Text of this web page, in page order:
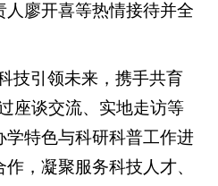
廖开喜等热情接待并全
技引领未来，携手共育
座谈交流、实地走访等
学特色与科研科普工作进
，凝聚服务科技人才、